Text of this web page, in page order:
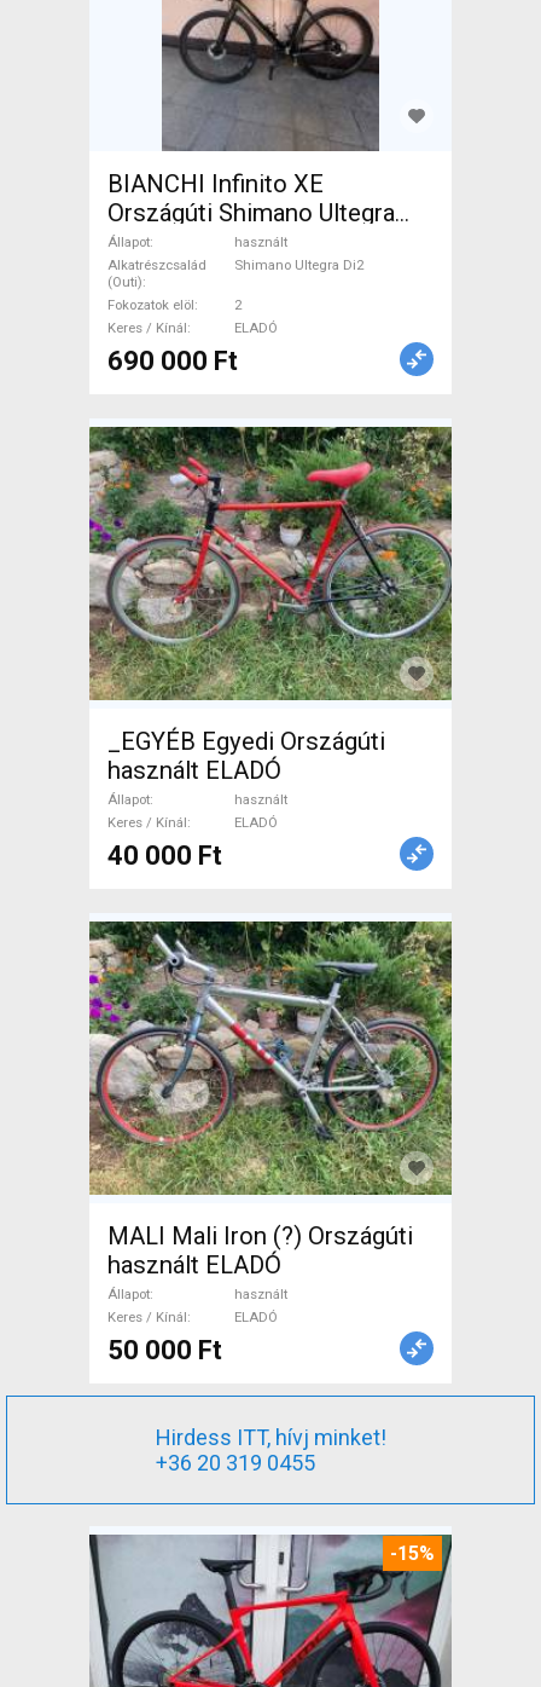
BIANCHI Infinito XE
Országúti Shimano Ultegra
Di2 tárcsafék használt ELADÓ
Állapot
használt
Alkatrészcsalád
(Outi)
Shimano Ultegra Di2
Fokozatok elöl
2
Keres / Kínál
ELADÓ
690 000 Ft
_EGYÉB Egyedi Országúti
használt ELADÓ
Állapot
használt
Keres / Kínál
ELADÓ
40 000 Ft
MALI Mali Iron (?) Országúti
használt ELADÓ
Állapot
használt
Keres / Kínál
ELADÓ
50 000 Ft
Hirdess ITT, hívj minket!
+36 20 319 0455
-15%